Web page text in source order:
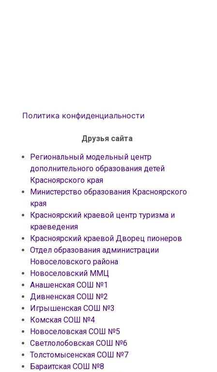
Политика конфиденциальности
Друзья сайта
Региональный модельный центр
дополнительного образования детей
Красноярского края
Министерство образования Красноярского
края
Красноярский краевой центр туризма и
краеведения
Красноярский краевой Дворец пионеров
Отдел образования администрации
Новоселовского района
Новоселовский ММЦ
Анашенская СОШ №1
Дивненская СОШ №2
Игрышенская СОШ №3
Комская СОШ №4
Новоселовская СОШ №5
Светлолобовская СОШ №6
Толстомысенская СОШ №7
Бараитская СОШ №8